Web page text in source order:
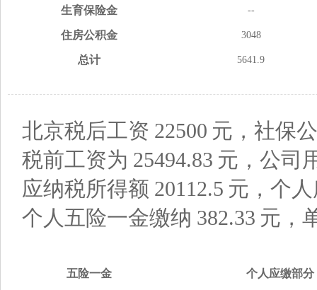
生育保险金 --
住房公积金 3048
总计 5641.9
北京税后工资 22500 元，社保
税前工资为 25494.83 元，公司
应纳税所得额 20112.5 元，个
个人五险一金缴纳 382.33 元，
五险一金 个人应缴部分